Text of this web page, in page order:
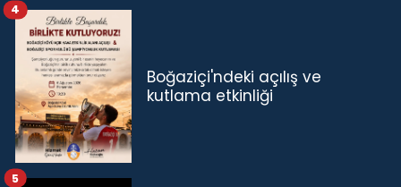
Boğaziçi'ndeki açılış ve
kutlama etkinliği
4
5